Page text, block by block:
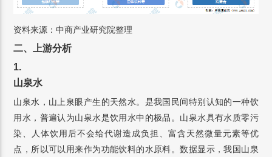
资料来源：中商产业研究院整理
二、上游分析
1.
山泉水
山泉水，山上泉眼产生的天然水。是我国民间特别认知的一种饮
用水，普遍认为山泉水是饮用水中的极品。山泉水具有水质零污
染、人体饮用后不会给代谢造成负担、富含天然微量元素等优
点，所以可以用来作为功能饮料的水原料。数据显示，我国山泉